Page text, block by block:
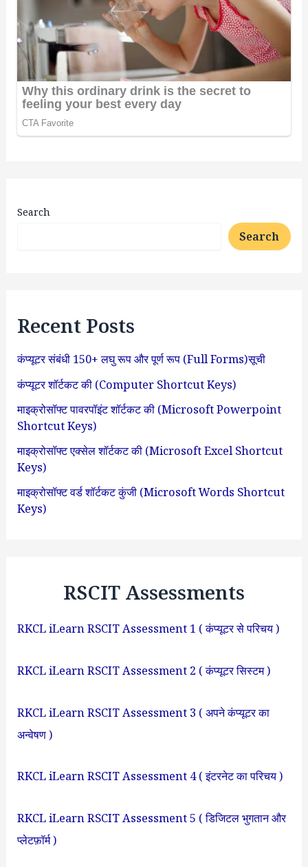
Search
Search
Recent Posts
कंप्यूटर संबंधी 150+ लघु रूप और पूर्ण रूप (Full Forms)सूची
कंप्यूटर शॉर्टकट की (Computer Shortcut Keys)
माइक्रोसॉफ्ट पावरपॉइंट शॉर्टकट की (Microsoft Powerpoint
Shortcut Keys)
माइक्रोसॉफ्ट एक्सेल शॉर्टकट की (Microsoft Excel Shortcut
Keys)
माइक्रोसॉफ्ट वर्ड शॉर्टकट कुंजी (Microsoft Words Shortcut
Keys)
RSCIT Assessments
RKCL iLearn RSCIT Assessment 1 ( कंप्यूटर से परिचय )
RKCL iLearn RSCIT Assessment 2 ( कंप्यूटर सिस्टम )
RKCL iLearn RSCIT Assessment 3 ( अपने कंप्यूटर का
अन्वेषण )
RKCL iLearn RSCIT Assessment 4 ( इंटरनेट का परिचय )
RKCL iLearn RSCIT Assessment 5 ( डिजिटल भुगतान और
प्लेटफ़ॉर्म )